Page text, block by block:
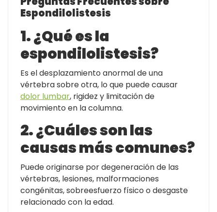
Espondilolistesis
1. ¿Qué es la
espondilolistesis?
Es el desplazamiento anormal de una
vértebra sobre otra, lo que puede causar
dolor lumbar, rigidez y limitación de
movimiento en la columna.
2. ¿Cuáles son las
causas más comunes?
Puede originarse por degeneración de las
vértebras, lesiones, malformaciones
congénitas, sobreesfuerzo físico o desgaste
relacionado con la edad.